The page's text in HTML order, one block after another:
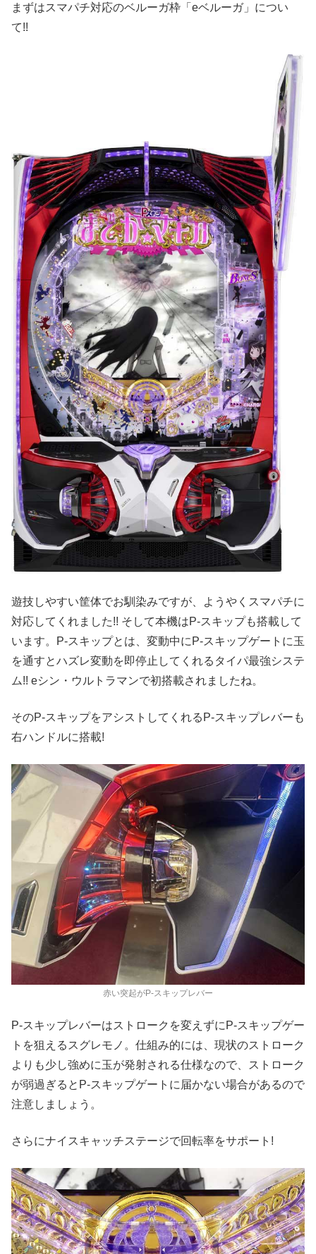
まずはスマパチ対応のベルーガ枠「eベルーガ」につい
て!!
遊技しやすい筐体でお馴染みですが、ようやくスマパチに
対応してくれました!! そして本機はP-スキップも搭載して
います。P-スキップとは、変動中にP-スキップゲートに玉
を通すとハズレ変動を即停止してくれるタイパ最強システ
ム!! eシン・ウルトラマンで初搭載されましたね。
そのP-スキップをアシストしてくれるP-スキップレバーも
右ハンドルに搭載!
赤い突起がP-スキップレバー
P-スキップレバーはストロークを変えずにP-スキップゲー
トを狙えるスグレモノ。仕組み的には、現状のストローク
よりも少し強めに玉が発射される仕様なので、ストローク
が弱過ぎるとP-スキップゲートに届かない場合があるので
注意しましょう。
さらにナイスキャッチステージで回転率をサポート!